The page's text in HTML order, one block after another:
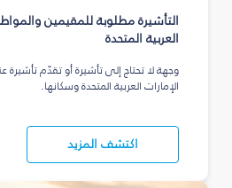
التأشيرة مطلوبة للمقيمين
العربية المتحدة
وجهة لا تحتاج إلى تأشيرة أو تقدّم
الإمارات العربية المتحدة وسكانها.
اكتشف المزيد